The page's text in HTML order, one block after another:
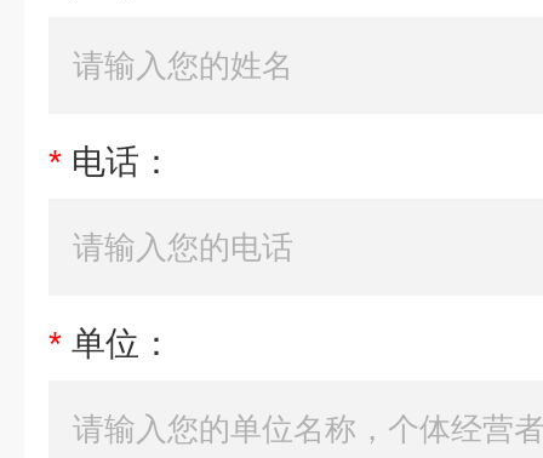
* 电话：
* 单位：